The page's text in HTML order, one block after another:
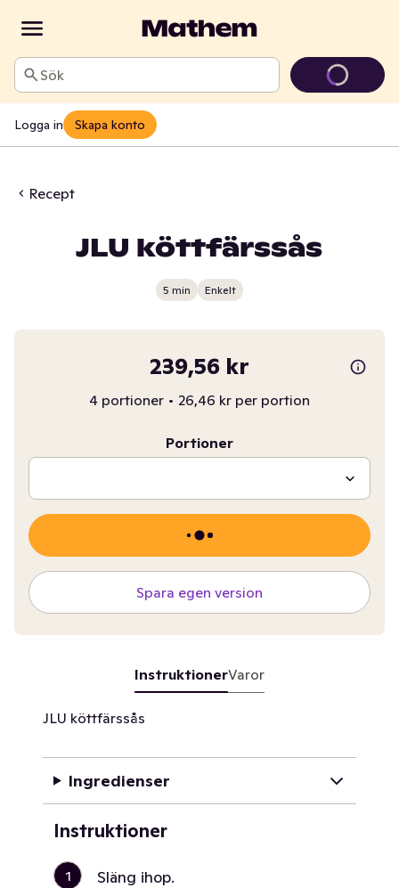
Sök
Logga in Skapa konto
Recept
JLU köttfärssås
5 min Enkelt
239,56 kr
4 portioner • 26,46 kr per portion
Portioner
Spara egen version
InstruktionerVaror
JLU köttfärssås
Ingredienser
Instruktioner
1 Släng ihop.